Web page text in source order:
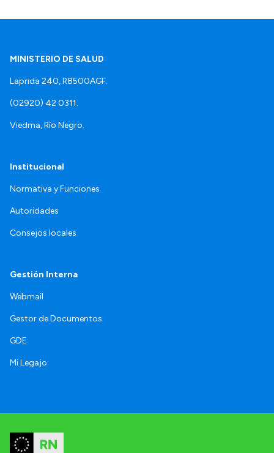
MINISTERIO DE SALUD
Laprida 240, R8500AGF.
(02920) 42 0311.
Viedma, Río Negro.
Institucional
Normativa y Funciones
Autoridades
Consejos locales
Gestión Interna
Webmail
Gestor de Documentos
GDE
Mi Legajo